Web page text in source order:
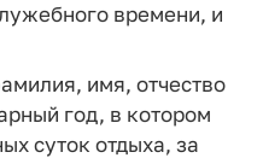
времени, и
имя, отчество
год, в котором
суток отдыха, за